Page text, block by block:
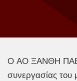
Ο ΑΟ ΞΑΝΘΗ ΠΑΕ
συνεργασίας του